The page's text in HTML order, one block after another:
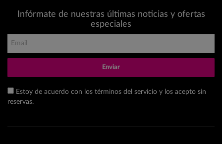
Infórmate de nuestras últimas noticias y ofertas
especiales
Enviar
Estoy de acuerdo con los términos del servicio y los acepto sin
reservas.